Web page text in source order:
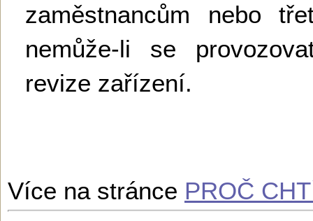
zaměstnancům nebo
nemůže-li se
revize zařízení.
Více na stránce PROČ